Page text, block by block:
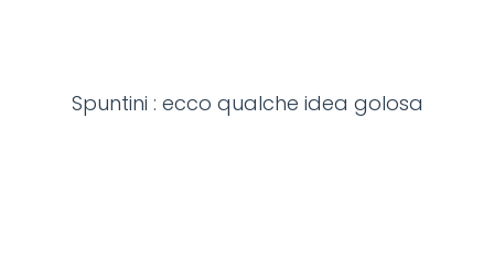
Spuntini : ecco qualche idea golosa